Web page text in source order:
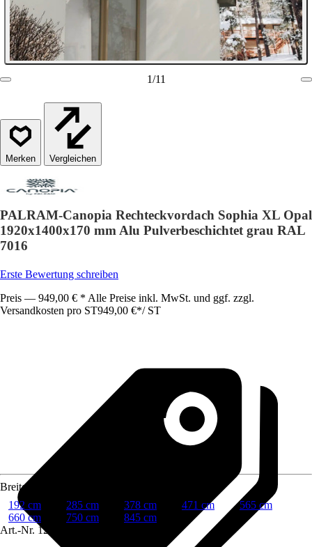
1/11
Vergleichen
PALRAM-Canopia Rechteckvordach Sophia XL Opal
1920x1400x170 mm Alu Pulverbeschichtet grau RAL
7016
Erste Bewertung schreiben
Preis — 949,00 € * Alle Preise inkl. MwSt. und ggf. zzgl.
Versandkosten pro ST949,00 €*/ ST
Breite
192 cm
285 cm 378 cm 471 cm
565 cm
660 cm
750 cm
845 cm
Art.-Nr. 12111909